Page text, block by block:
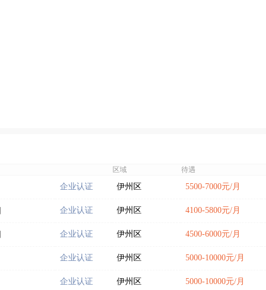
区域 待遇
企业认证 伊州区 5500-7000元/月
企业认证 伊州区 4100-5800元/月
企业认证 伊州区 4500-6000元/月
企业认证 伊州区 5000-10000元/月
企业认证 伊州区 5000-10000元/月